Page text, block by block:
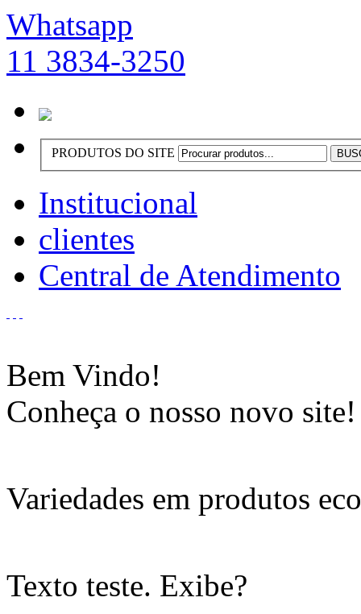
Whatsapp
11 3834-3250
PRODUTOS DO SITE
Institucional
clientes
Central de Atendimento
Bem Vindo!
Conheça o nosso novo site!
Variedades em produtos
Texto teste. Exibe?